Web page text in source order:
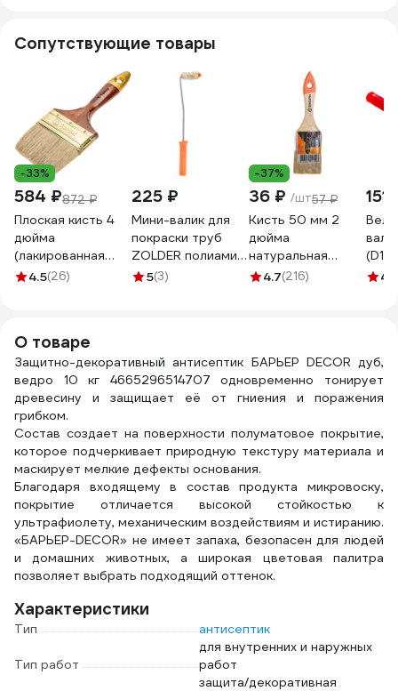
Сопутствующие товары
-33%
584 ₽872 ₽
Плоская кисть 4
дюйма
(лакированная
деревянная ручка,
TOPEX Профи
19b640
4.5(26)
225 ₽
Мини-валик для
покраски труб
ZOLDER полиамид,
с ручкой, ворс 12
5(3)
-37%
36 ₽ /шт57 ₽
Кисть 50 мм 2
дюйма
натуральная
щетина Вихрь
4.7(216)
151
4 4.9
О товаре
Защитно-декоративный антисептик БАРЬЕР DECOR дуб,
ведро 10 кг 4665296514707 одновременно тонирует
древесину и защищает её от гниения и поражения
грибком.
Состав создает на поверхности полуматовое покрытие,
которое подчеркивает природную текстуру материала и
маскирует мелкие дефекты основания.
Благодаря входящему в состав продукта микровоску,
покрытие отличается высокой стойкостью к
ультрафиолету, механическим воздействиям и истиранию.
«БАРЬЕР-DECOR» не имеет запаха, безопасен для людей
и домашних животных, а широкая цветовая палитра
позволяет выбрать подходящий оттенок.
Характеристики
Тип антисептик
Тип работ
для внутренних и наружных
работ
защита/декоративная